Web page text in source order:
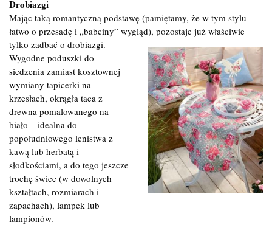
Drobiazgi
Mając taką romantyczną podstawę (pamiętamy, że w tym stylu
łatwo o przesadę i „babciny” wygląd), pozostaje już właściwie
tylko zadbać o drobiazgi.
Wygodne poduszki do
siedzenia zamiast kosztownej
wymiany tapicerki na
krzesłach, okrągła taca z
drewna pomalowanego na
biało – idealna do
popołudniowego lenistwa z
kawą lub herbatą i
słodkościami, a do tego jeszcze
trochę świec (w dowolnych
kształtach, rozmiarach i
zapachach), lampek lub
lampionów.